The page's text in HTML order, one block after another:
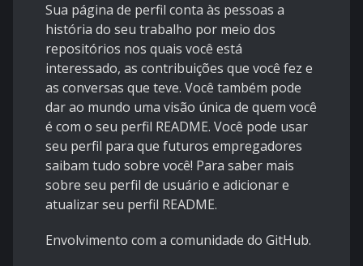
Sua página de perfil conta às pessoas a
história do seu trabalho por meio dos
repositórios nos quais você está
interessado, as contribuições que você fez e
as conversas que teve. Você também pode
dar ao mundo uma visão única de quem você
é com o seu perfil README. Você pode usar
seu perfil para que futuros empregadores
saibam tudo sobre você! Para saber mais
sobre seu perfil de usuário e adicionar e
atualizar seu perfil README.
Envolvimento com a comunidade do GitHub.